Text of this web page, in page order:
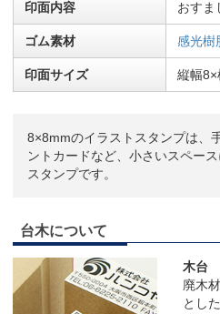
印面内容 おすま
ゴム素材 感光樹
印面サイズ 縦幅
8×8mmのイラストスタンプは、
ントカードなど、小さいスペー
スタンプです。
台木について
木台
廃木
とし